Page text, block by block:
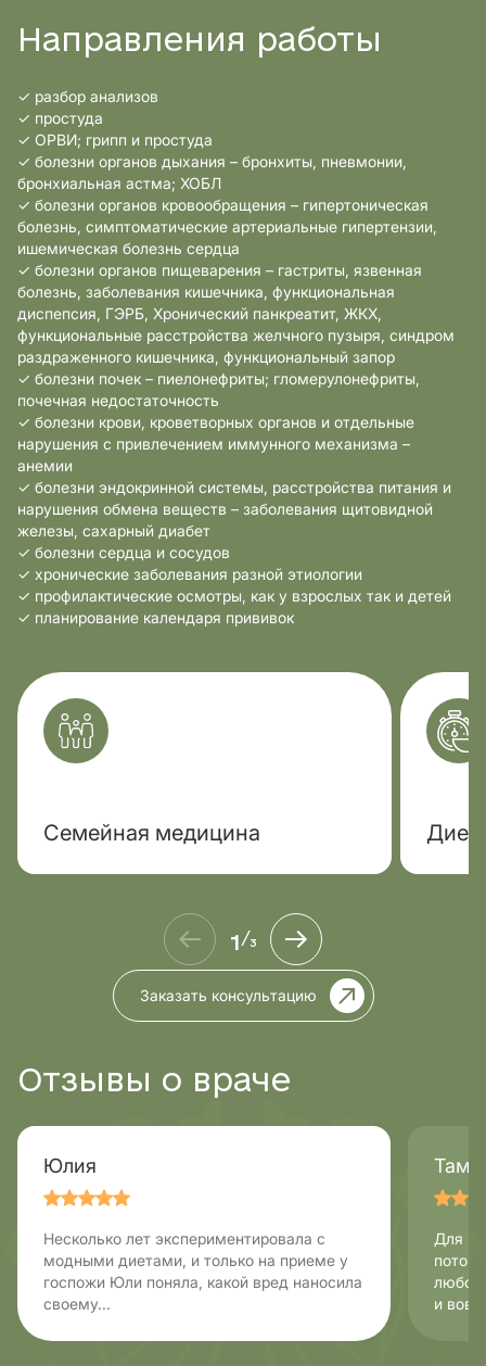
Направления работы
✓ разбор анализов
✓ простуда
✓ ОРВИ; грипп и простуда
✓ болезни органов дыхания – бронхиты, пневмонии,
бронхиальная астма; ХОБЛ
✓ болезни органов кровообращения – гипертоническая
болезнь, симптоматические артериальные гипертензии,
ишемическая болезнь сердца
✓ болезни органов пищеварения – гастриты, язвенная
болезнь, заболевания кишечника, функциональная
диспепсия, ГЭРБ, Хронический панкреатит, ЖКХ,
функциональные расстройства желчного пузыря, синдром
раздраженного кишечника, функциональный запор
✓ болезни почек – пиелонефриты; гломерулонефриты,
почечная недостаточность
✓ болезни крови, кроветворных органов и отдельные
нарушения с привлечением иммунного механизма –
анемии
✓ болезни эндокринной системы, расстройства питания и
нарушения обмена веществ – заболевания щитовидной
железы, сахарный диабет
✓ болезни сердца и сосудов
✓ хронические заболевания разной этиологии
✓ профилактические осмотры, как у взрослых так и детей
✓ планирование календаря прививок
Семейная медицина
Заказать консультацию
1/3
Отзывы о враче
Юлия
Несколько лет экспериментировала с
модными диетами, и только на приеме у
госпожи Юли поняла, какой вред наносила
своему...
Для
любой
и